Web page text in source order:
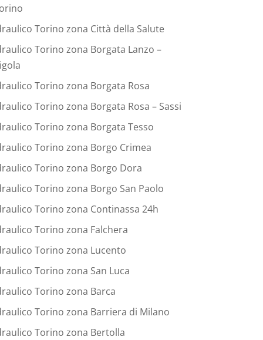
Torino zona Città della Salute
Torino zona Borgata Lanzo –
Torino zona Borgata Rosa
Torino zona Borgata Rosa – Sassi
Torino zona Borgata Tesso
Torino zona Borgo Crimea
Torino zona Borgo Dora
Torino zona Borgo San Paolo
Torino zona Continassa 24h
Torino zona Falchera
Torino zona Lucento
Torino zona San Luca
Torino zona Barca
Torino zona Barriera di Milano
Torino zona Bertolla